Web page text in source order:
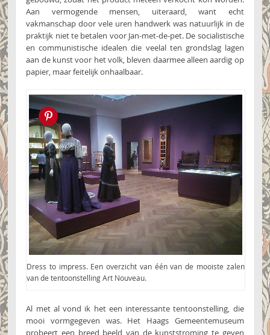
Aan vermogende mensen, uiteraard, want echt
vakmanschap door vele uren handwerk was natuurlijk in de
praktijk niet te betalen voor Jan-met-de-pet. De socialistische
en communistische idealen die veelal ten grondslag lagen
aan de kunst voor het volk, bleven daarmee alleen aardig op
papier, maar feitelijk onhaalbaar.
Pin this!
Dress to impress. Een overzicht van één van de mooiste zalen
van de tentoonstelling Art Nouveau.
Al met al vond ik het een interessante tentoonstelling, die
mooi vormgegeven was. Het Haags Gemeentemuseum
probeert een breed beeld van de kunststroming te geven